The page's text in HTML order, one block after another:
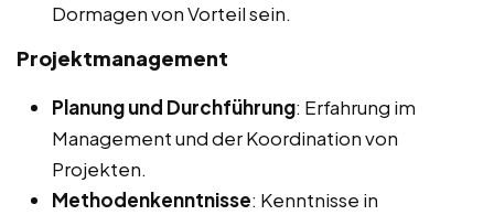
Dormagen von Vorteil sein.
Projektmanagement
Planung und Durchführung: Erfahrung im
Management und der Koordination von
Projekten.
Methodenkenntnisse: Kenntnisse in